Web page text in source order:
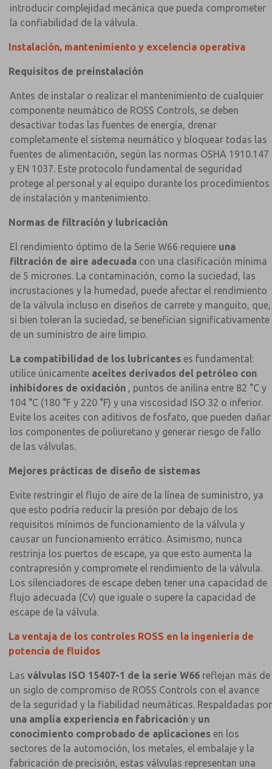
introducir complejidad mecánica que pueda comprometer
la confiabilidad de la válvula.
Instalación, mantenimiento y excelencia operativa
Requisitos de preinstalación
Antes de instalar o realizar el mantenimiento de cualquier
componente neumático de ROSS Controls, se deben
desactivar todas las fuentes de energía, drenar
completamente el sistema neumático y bloquear todas las
fuentes de alimentación, según las normas OSHA 1910.147
y EN 1037. Este protocolo fundamental de seguridad
protege al personal y al equipo durante los procedimientos
de instalación y mantenimiento.
Normas de filtración y lubricación
El rendimiento óptimo de la Serie W66 requiere una
filtración de aire adecuada con una clasificación mínima
de 5 micrones. La contaminación, como la suciedad, las
incrustaciones y la humedad, puede afectar el rendimiento
de la válvula incluso en diseños de carrete y manguito, que,
si bien toleran la suciedad, se benefician significativamente
de un suministro de aire limpio.
La compatibilidad de los lubricantes es fundamental:
utilice únicamente aceites derivados del petróleo con
inhibidores de oxidación , puntos de anilina entre 82 °C y
104 °C (180 °F y 220 °F) y una viscosidad ISO 32 o inferior.
Evite los aceites con aditivos de fosfato, que pueden dañar
los componentes de poliuretano y generar riesgo de fallo
de las válvulas.
Mejores prácticas de diseño de sistemas
Evite restringir el flujo de aire de la línea de suministro, ya
que esto podría reducir la presión por debajo de los
requisitos mínimos de funcionamiento de la válvula y
causar un funcionamiento errático. Asimismo, nunca
restrinja los puertos de escape, ya que esto aumenta la
contrapresión y compromete el rendimiento de la válvula.
Los silenciadores de escape deben tener una capacidad de
flujo adecuada (Cv) que iguale o supere la capacidad de
escape de la válvula.
La ventaja de los controles ROSS en la ingeniería de
potencia de fluidos
Las válvulas ISO 15407-1 de la serie W66 reflejan más de
un siglo de compromiso de ROSS Controls con el avance
de la seguridad y la fiabilidad neumáticas. Respaldadas por
una amplia experiencia en fabricación y un
conocimiento comprobado de aplicaciones en los
sectores de la automoción, los metales, el embalaje y la
fabricación de precisión, estas válvulas representan una